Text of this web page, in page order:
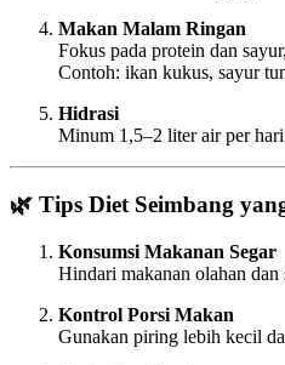
Makan Malam Ringan
Fokus pada protein dan
Contoh: ikan kukus, sayur
Hidrasi
Minum 1,5–2 liter air per
🌿 Tips Diet Seimbang
Konsumsi Makanan Segar
Hindari makanan olahan
Kontrol Porsi Makan
Gunakan piring lebih kecil